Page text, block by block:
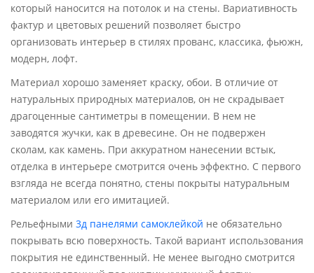
который наносится на потолок и на стены. Вариативность
фактур и цветовых решений позволяет быстро
организовать интерьер в стилях прованс, классика, фьюжн,
модерн, лофт.
Материал хорошо заменяет краску, обои. В отличие от
натуральных природных материалов, он не скрадывает
драгоценные сантиметры в помещении. В нем не
заводятся жучки, как в древесине. Он не подвержен
сколам, как камень. При аккуратном нанесении встык,
отделка в интерьере смотрится очень эффектно. С первого
взгляда не всегда понятно, стены покрыты натуральным
материалом или его имитацией.
Рельефными 3д панелями самоклейкой не обязательно
покрывать всю поверхность. Такой вариант использования
покрытия не единственный. Не менее выгодно смотрится